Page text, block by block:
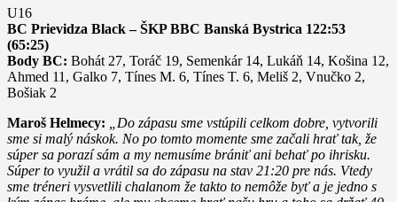
U16
BC Prievidza Black – ŠKP BBC Banská Bystrica 122:53
(65:25)
Body BC: Bohát 27, Toráč 19, Semenkár 14, Lukáň 14, Košina 12,
Ahmed 11, Galko 7, Tínes M. 6, Tínes T. 6, Meliš 2, Vnučko 2,
Bošiak 2
Maroš Helmecy:
„Do zápasu sme vstúpili celkom dobre, vytvorili
sme si malý náskok. No po tomto momente sme začali hrať tak, že
súper sa porazí sám a my nemusíme brániť ani behať po ihrisku.
Súper to využil a vrátil sa do zápasu na stav 21:20 pre nás. Vtedy
sme tréneri vysvetlili chalanom že takto to nemôže byť a je jedno s